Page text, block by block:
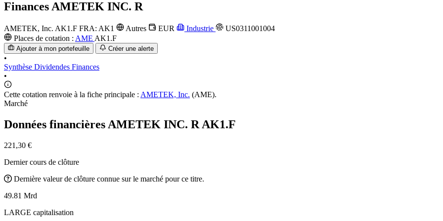
Finances AMETEK INC. R
AMETEK, Inc. AK1.F FRA: AK1 Autres EUR Industrie
US0311001004
Places de cotation : AME AK1.F
Ajouter à mon portefeuille Créer une alerte
•
Synthèse Dividendes Finances
•
Cette cotation renvoie à la fiche principale : AMETEK, Inc. (AME).
Marché
Données financières AMETEK INC. R AK1.F
221,30 €
Dernier cours de clôture
Dernière valeur de clôture connue sur le marché pour ce titre.
49.81 Mrd
LARGE capitalisation